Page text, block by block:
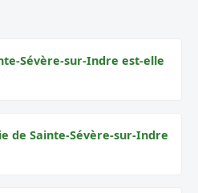
Sévère-sur-Indre est-elle
de Sainte-Sévère-sur-Indre